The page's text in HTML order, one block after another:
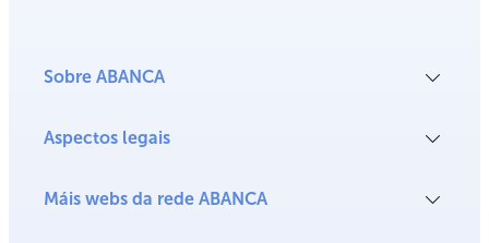
Sobre ABANCA
Aspectos legais
Máis webs da rede ABANCA